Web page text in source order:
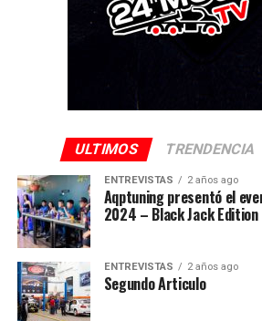
ULTIMOS TRENDENCIA
ENTREVISTAS 2 años ago
Aqptuning presentó el
2024 – Black Jack Edition
ENTREVISTAS 2 años ago
Segundo Articulo